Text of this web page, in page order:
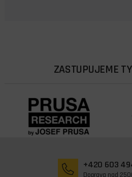
ZASTUPUJEME
+420 603
Doprava nad